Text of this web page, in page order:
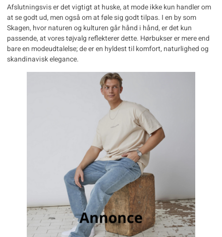
Afslutningsvis er det vigtigt at huske, at mode ikke kun handler om
at se godt ud, men også om at føle sig godt tilpas. I en by som
Skagen, hvor naturen og kulturen går hånd i hånd, er det kun
passende, at vores tøjvalg reflekterer dette. Hørbukser er mere end
bare en modeudtalelse; de er en hyldest til komfort, naturlighed og
skandinavisk elegance.